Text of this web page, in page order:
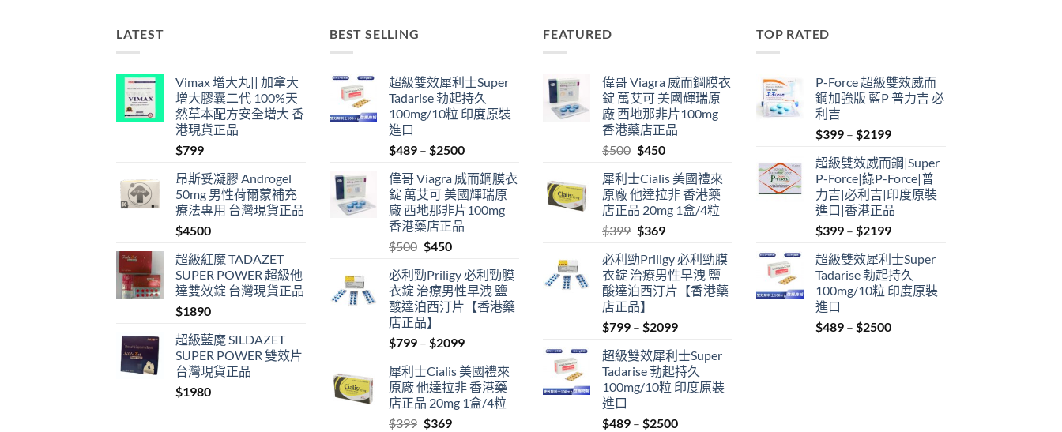
LATEST
Vimax 增大丸|| 加拿大
增大膠囊二代 100%天
然草本配方安全增大 香
港現貨正品
$799
昂斯妥凝膠 Androgel
50mg 男性荷爾蒙補充
療法專用 台灣現貨正品
$4500
超級紅魔 TADAZET
SUPER POWER 超級他
達雙效錠 台灣現貨正品
$1890
超級藍魔 SILDAZET
SUPER POWER 雙效片
台灣現貨正品
$1980
BEST SELLING
超級雙效犀利士Super
Tadarise 勃起持久
100mg/10粒 印度原裝
進口
$489 – $2500Price
$489
through
$2500
偉哥 Viagra 威而鋼膜衣
錠 萬艾可 美國輝瑞原
廠 西地那非片100mg
香港藥店正品
$500 Original
was:
$500.
$450Current
is:
$450.
必利勁Priligy 必利勁膜
衣錠 治療男性早洩 鹽
酸達泊西汀片【香港藥
店正品】
$799 – $2099Price
$799
through
$2099
犀利士Cialis 美國禮來
原廠 他達拉非 香港藥
店正品 20mg 1盒/4粒
$399 Original
$369Current
FEATURED
偉哥 Viagra 威而鋼膜衣
錠 萬艾可 美國輝瑞原
廠 西地那非片100mg
香港藥店正品
$500 Original
was:
$500.
$450Current
is:
$450.
犀利士Cialis 美國禮來
原廠 他達拉非 香港藥
店正品 20mg 1盒/4粒
$399 Original
was:
$399.
$369Current
is:
$369.
必利勁Priligy 必利勁膜
衣錠 治療男性早洩 鹽
酸達泊西汀片【香港藥
店正品】
$799 – $2099Price
$799
through
$2099
超級雙效犀利士Super
Tadarise 勃起持久
100mg/10粒 印度原裝
進口
$489 – $2500Price
TOP RATED
P-Force 超級雙效威而
鋼加強版 藍P 普力吉 必
利吉
$399 – $2199Price
$399
through
$2199
超級雙效威而鋼|Super
P-Force|綠P-Force|普
力吉|必利吉|印度原裝
進口|香港正品
$399 – $2199Price
$399
through
$2199
超級雙效犀利士Super
Tadarise 勃起持久
100mg/10粒 印度原裝
進口
$489 – $2500Price